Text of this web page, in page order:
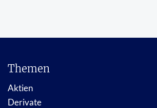
Themen
Aktien
Derivate